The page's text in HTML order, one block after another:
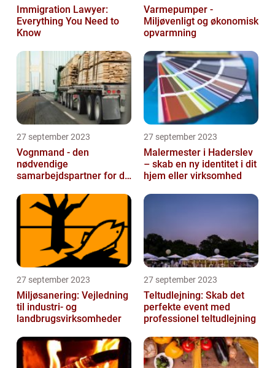
Immigration Lawyer:
Everything You Need to
Know
Varmepumper -
Miljøvenligt og økonomisk
opvarmning
27 september 2023
Vognmand - den
nødvendige
samarbejdspartner for dit
27 september 2023
Malermester i Haderslev
– skab en ny identitet i dit
hjem eller virksomhed
27 september 2023
Miljøsanering: Vejledning
til industri- og
landbrugsvirksomheder
27 september 2023
Teltudlejning: Skab det
perfekte event med
professionel teltudlejning